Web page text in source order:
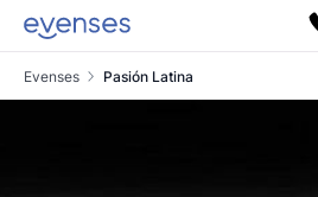
Evenses Pasión Latina